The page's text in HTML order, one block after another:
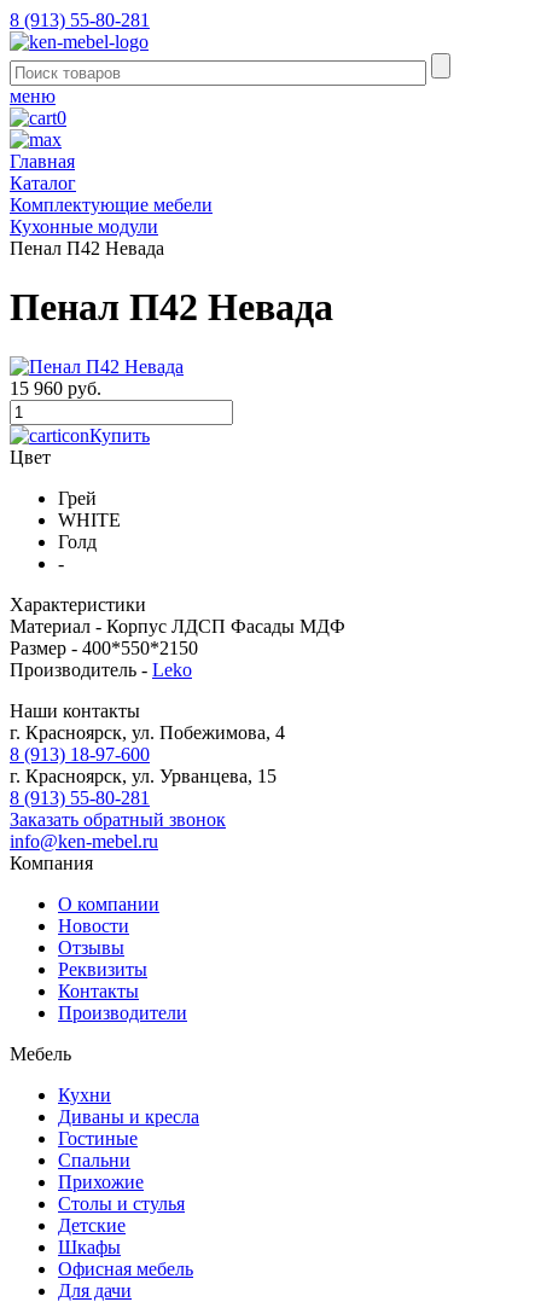
8 (913) 55-80-281
меню
0
Главная
Каталог
Комплектующие мебели
Кухонные модули
Пенал П42 Невада
Пенал П42 Невада
15 960 руб.
Купить
Цвет
Грей
WHITE
Голд
-
Характеристики
Материал - Корпус ЛДСП Фасады МДФ
Размер - 400*550*2150
Производитель - Leko
Наши контакты
г. Красноярск, ул. Побежимова, 4
8 (913) 18-97-600
г. Красноярск, ул. Урванцева, 15
8 (913) 55-80-281
Заказать обратный звонок
info@ken-mebel.ru
Компания
О компании
Новости
Отзывы
Реквизиты
Контакты
Производители
Мебель
Кухни
Диваны и кресла
Гостиные
Спальни
Прихожие
Столы и стулья
Детские
Шкафы
Офисная мебель
Для дачи